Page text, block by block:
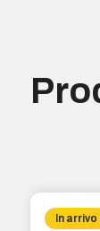
In arrivo